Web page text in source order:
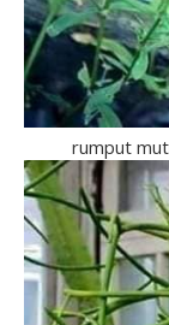
rumput